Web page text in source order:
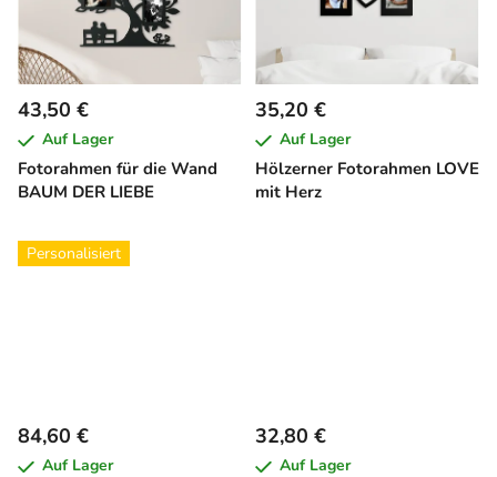
Fotorahmen für die Wand
BAUM DER LIEBE
43,50 €
Auf Lager
Hölzerner Fotorahmen LOVE
mit Herz
35,20 €
Auf Lager
Personalisiert
84,60 €
Auf Lager
32,80 €
Auf Lager